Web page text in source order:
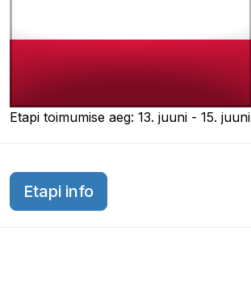
Etapi toimumise aeg: 13. juuni - 15. juuni
Etapi info